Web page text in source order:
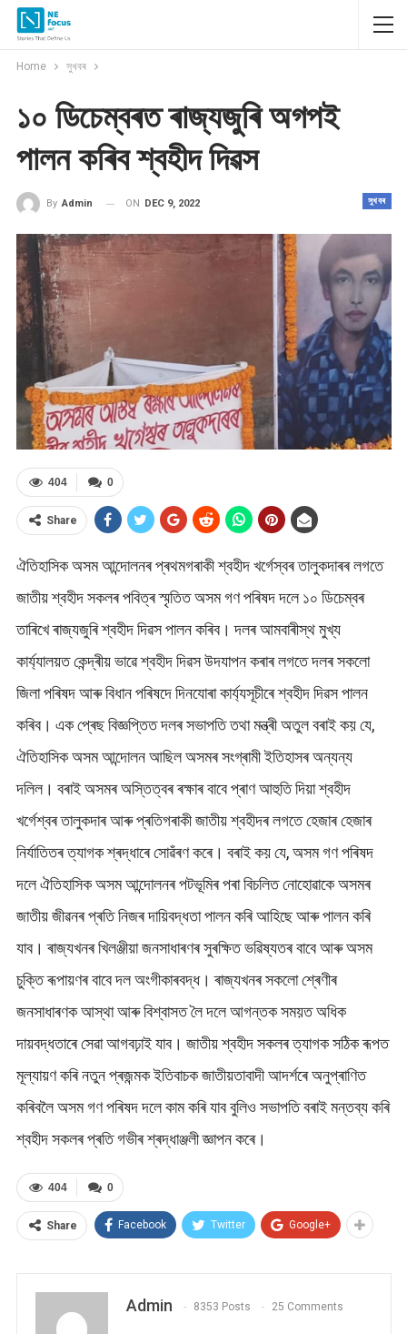
Home সুখবৰ
১০ ডিচেম্বৰত ৰাজ্যজুৰি অগপই
পালন কৰিব শ্বহীদ দিৱস
সুখবৰ
By Admin ON DEC 9, 2022
0
404
Share
ঐতিহাসিক অসম আন্দোলনৰ প্ৰথমগৰাকী শ্বহীদ খৰ্গেস্বৰ তালুকদাৰৰ লগতে
জাতীয় শ্বহীদ সকলৰ পবিত্ৰ স্মৃতিত অসম গণ পৰিষদ দলে ১০ ডিচেম্বৰ
তাৰিখে ৰাজ্যজুৰি শ্বহীদ দিৱস পালন কৰিব। দলৰ আমবাৰীস্থ মুখ্য
কাৰ্য্যালয়ত কেন্দ্ৰীয় ভাৱে শ্বহীদ দিৱস উদযাপন কৰাৰ লগতে দলৰ সকলো
জিলা পৰিষদ আৰু বিধান পৰিষদে দিনযোৰা কাৰ্য্যসূচীৰে শ্বহীদ দিৱস পালন
কৰিব। এক প্ৰেছ বিজ্ঞপ্তিত দলৰ সভাপতি তথা মন্ত্ৰী অতুল বৰাই কয় যে,
ঐতিহাসিক অসম আন্দোলন আছিল অসমৰ সংগ্ৰামী ইতিহাসৰ অন্যন্য
দলিল। বৰাই অসমৰ অস্তিত্বৰ ৰক্ষাৰ বাবে প্ৰাণ আহুতি দিয়া শ্বহীদ
খৰ্গেশ্বৰ তালুকদাৰ আৰু প্ৰতিগৰাকী জাতীয় শ্বহীদৰ লগতে হেজাৰ হেজাৰ
নিৰ্যাতিতৰ ত্যাগক শ্ৰদ্ধাৰে সোৱঁৰণ কৰে। বৰাই কয় যে, অসম গণ পৰিষদ
দলে ঐতিহাসিক অসম আন্দোলনৰ পটভূমিৰ পৰা বিচলিত নোহোৱাকে অসমৰ
জাতীয় জীৱনৰ প্ৰতি নিজৰ দায়িবদ্ধতা পালন কৰি আহিছে আৰু পালন কৰি
যাব। ৰাজ্যখনৰ খিলঞ্জীয়া জনসাধাৰণৰ সুৰক্ষিত ভৱিষ্যতৰ বাবে আৰু অসম
চুক্তি ৰূপায়ণৰ বাবে দল অংগীকাৰবদ্ধ। ৰাজ্যখনৰ সকলো শ্ৰেণীৰ
জনসাধাৰণক আস্থা আৰু বিশ্বাসত লৈ দলে আগন্তক সময়ত অধিক
দায়বদ্ধতাৰে সেৱা আগবঢ়াই যাব। জাতীয় শ্বহীদ সকলৰ ত্যাগক সঠিক ৰূপত
মূল্যায়ণ কৰি নতুন প্ৰজন্মক ইতিবাচক জাতীয়তাবাদী আদৰ্শৰে অনুপ্ৰাণিত
কৰিবলৈ অসম গণ পৰিষদ দলে কাম কৰি যাব বুলিও সভাপতি বৰাই মন্তব্য কৰি
শ্বহীদ সকলৰ প্ৰতি গভীৰ শ্ৰদ্ধাঞ্জলী জ্ঞাপন কৰে।
0
404
Share Facebook Twitter Google+
Admin 8353 Posts 25 Comments